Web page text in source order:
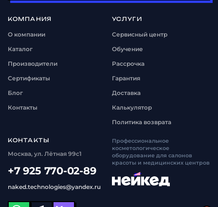
КОМПАНИЯ
О компании
Каталог
Производители
Сертификаты
Блог
Контакты
УСЛУГИ
Сервисный центр
Обучение
Рассрочка
Гарантия
Доставка
Калькулятор
Политика возврата
КОНТАКТЫ
Москва, ул. Лётная 99с1
+7 925 770-02-89
naked.technologies@yandex.ru
Профессиональное
косметологическое
оборудование для салонов
красоты и медицинских центров